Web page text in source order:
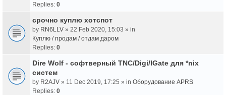
Replies: 0
срочно куплю хотспот
by RN6LLV » 22 Feb 2020, 15:03 » in
Куплю / продам / отдам даром
Replies: 0
Dire Wolf - cофтверный TNC/Digi/IGate для *nix
систем
by R2AJV » 11 Dec 2019, 17:25 » in Оборудование APRS
Replies: 0